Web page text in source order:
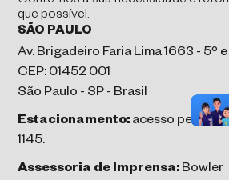
que possível.
SÃO PAULO
Av. Brigadeiro Faria Lima 1663 - 5º
CEP: 01452 001
São Paulo - SP - Brasil
Estacionamento: acesso pela
1145.
Assessoria de Imprensa: Bowler